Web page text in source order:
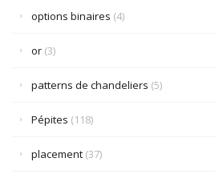
options binaires (4)
or (3)
patterns de chandeliers (5)
Pépites (118)
placement (37)